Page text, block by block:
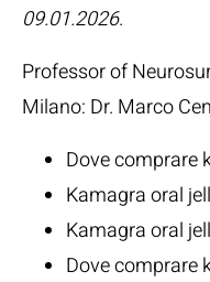
09.01.2026.
Professor of
Milano: Dr. Marco
Dove comprare
Kamagra oral
Kamagra oral
Dove comprare